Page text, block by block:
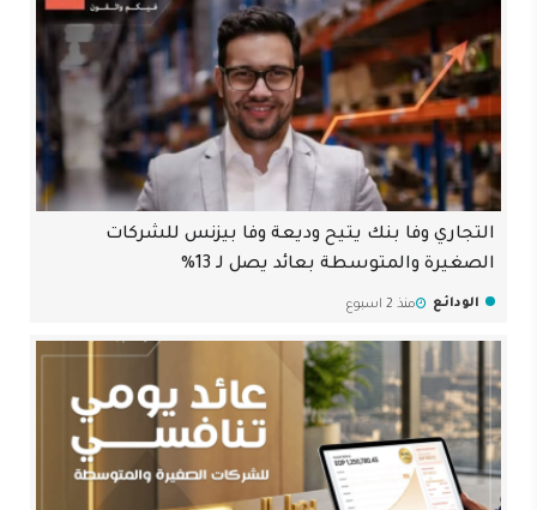
التجاري وفا بنك يتيح وديعة وفا بيزنس للشركات
الصغيرة والمتوسطة بعائد يصل لـ 13%
الودائع منذ 2 اسبوع